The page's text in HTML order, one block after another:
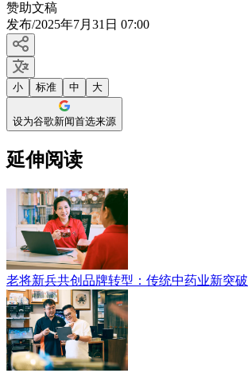
赞助文稿
发布/2025年7月31日 07:00
小 标准 中 大
设为谷歌新闻首选来源
延伸阅读
老将新兵共创品牌转型：传统中药业新突破